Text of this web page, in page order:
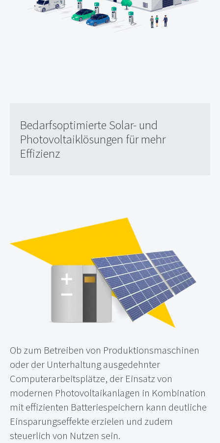
Bedarfsoptimierte Solar- und
Photovoltaiklösungen für mehr
Effizienz
Ob zum Betreiben von Produktionsmaschinen
oder der Unterhaltung ausgedehnter
Computerarbeitsplätze, der Einsatz von
modernen Photovoltaikanlagen in Kombination
mit effizienten Batteriespeichern kann deutliche
Einsparungseffekte erzielen und zudem
steuerlich von Nutzen sein.